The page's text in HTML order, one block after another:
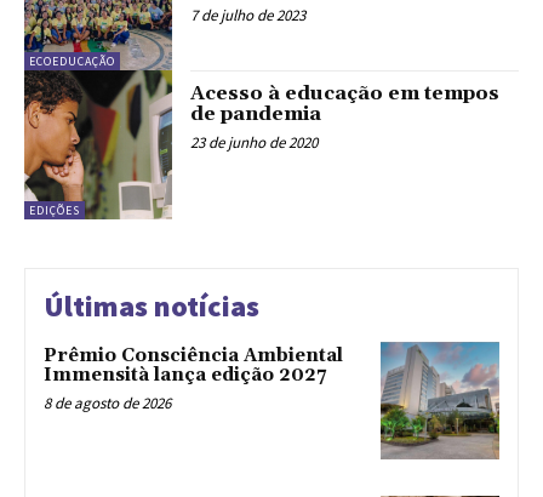
ECOEDUCAÇÃO
7 de julho de 2023
EDIÇÕES
Acesso à educação em tempos
de pandemia
23 de junho de 2020
Últimas notícias
Prêmio Consciência Ambiental
Immensità lança edição 2027
8 de agosto de 2026